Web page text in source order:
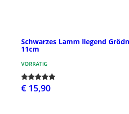
Schwarzes Lamm liegend
11cm
VORRÄTIG
€ 15,90